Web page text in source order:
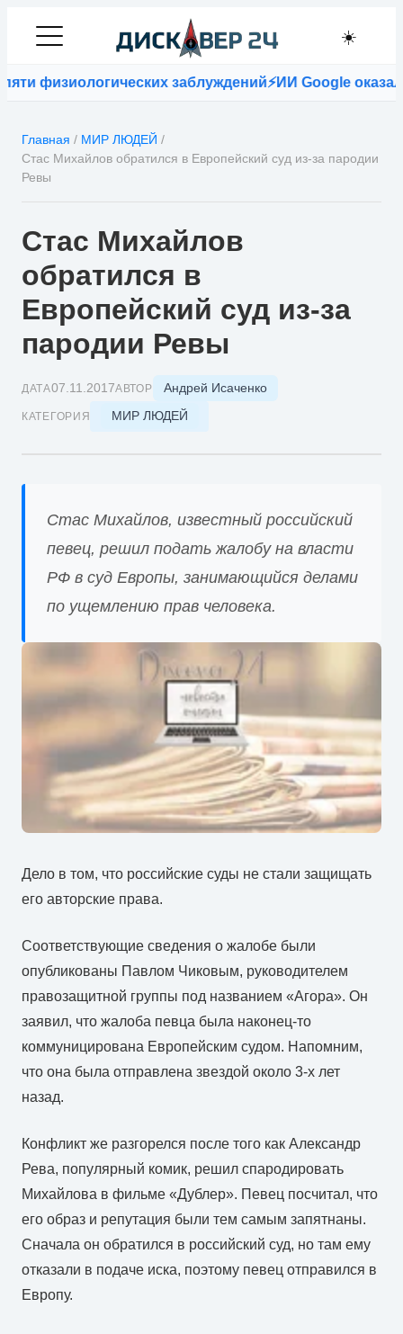
☀️
физиологических заблуждений⚡ИИ Google оказался
Главная / МИР ЛЮДЕЙ /
Стас Михайлов обратился в Европейский суд из-за пародии
Ревы
Стас Михайлов
обратился в
Европейский суд из-за
пародии Ревы
ДАТА07.11.2017АВТОР Андрей Исаченко
КАТЕГОРИЯ МИР ЛЮДЕЙ
Стас Михайлов, известный российский
певец, решил подать жалобу на власти
РФ в суд Европы, занимающийся делами
по ущемлению прав человека.
Дело в том, что российские суды не стали защищать
его авторские права.
Соответствующие сведения о жалобе были
опубликованы Павлом Чиковым, руководителем
правозащитной группы под названием «Агора». Он
заявил, что жалоба певца была наконец-то
коммуницирована Европейским судом. Напомним,
что она была отправлена звездой около 3-х лет
назад.
Конфликт же разгорелся после того как Александр
Рева, популярный комик, решил спародировать
Михайлова в фильме «Дублер». Певец посчитал, что
его образ и репутация были тем самым запятнаны.
Сначала он обратился в российский суд, но там ему
отказали в подаче иска, поэтому певец отправился в
Европу.